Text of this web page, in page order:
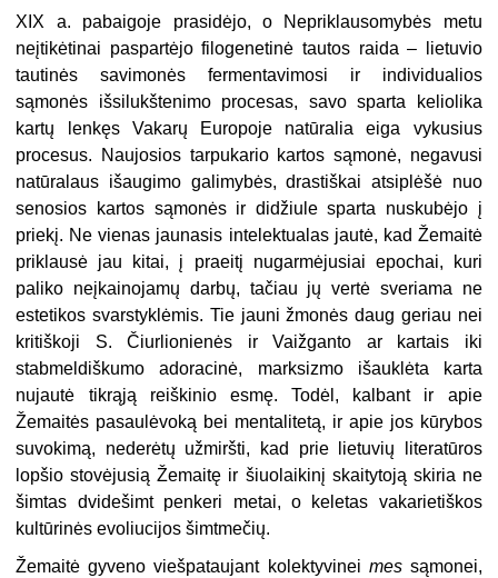
XIX a. pabaigoje prasidėjo, o Nepriklausomybės metu
neįtikėtinai paspartėjo filogenetinė tautos raida – lietuvio
tautinės savimonės fermentavimosi ir individualios
sąmonės išsilukštenimo procesas, savo sparta keliolika
kartų lenkęs Vakarų Europoje natūralia eiga vykusius
procesus. Naujosios tarpukario kartos sąmonė, negavusi
natūralaus išaugimo galimybės, drastiškai atsiplėšė nuo
senosios kartos sąmonės ir didžiule sparta nuskubėjo į
priekį. Ne vienas jaunasis intelektualas jautė, kad Žemaitė
priklausė jau kitai, į praeitį nugarmėjusiai epochai, kuri
paliko neįkainojamų darbų, tačiau jų vertė sveriama ne
estetikos svarstyklėmis. Tie jauni žmonės daug geriau nei
kritiškoji S. Čiurlionienės ir Vaižganto ar kartais iki
stabmeldiškumo adoracinė, marksizmo išauklėta karta
nujautė tikrąją reiškinio esmę. Todėl, kalbant ir apie
Žemaitės pasaulėvoką bei mentalitetą, ir apie jos kūrybos
suvokimą, nederėtų užmiršti, kad prie lietuvių literatūros
lopšio stovėjusią Žemaitę ir šiuolaikinį skaitytoją skiria ne
šimtas dvidešimt penkeri metai, o keletas vakarietiškos
kultūrinės evoliucijos šimtmečių.
Žemaitė gyveno viešpataujant kolektyvinei messąmonei,